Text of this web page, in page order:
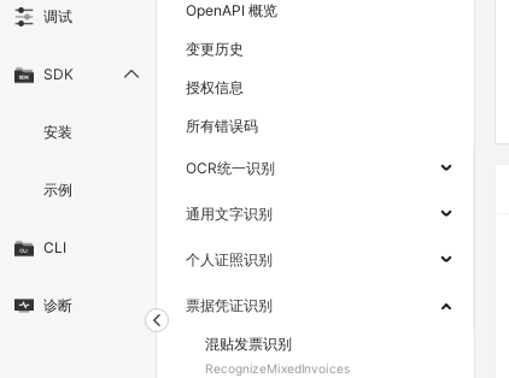
调试
SDK
安装
示例
CLI
诊断
OpenAPI 概览
变更历史
授权信息
所有错误码
OCR统一识别
通用文字识别
个人证照识别
票据凭证识别
混贴发票识别
RecognizeMixedInvoices